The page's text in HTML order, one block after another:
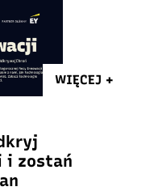
WIĘCEJ +
i zostań